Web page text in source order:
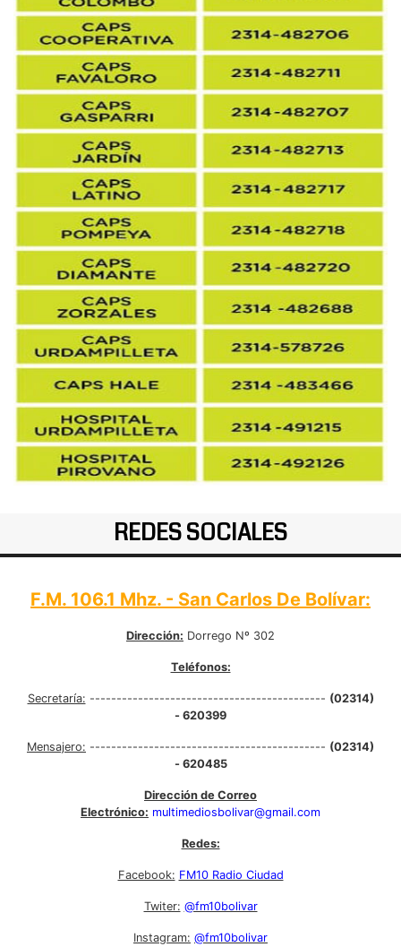
REDES SOCIALES
F.M. 106.1 Mhz. - San Carlos De Bolívar:
Dirección: Dorrego Nº 302
Teléfonos:
Secretaría: -------------------------------------------- (02314)
- 620399
Mensajero: -------------------------------------------- (02314)
- 620485
Dirección de Correo
Electrónico: multimediosbolivar@gmail.com
Redes:
Facebook: FM10 Radio Ciudad
Twiter: @fm10bolivar
Instagram: @fm10bolivar